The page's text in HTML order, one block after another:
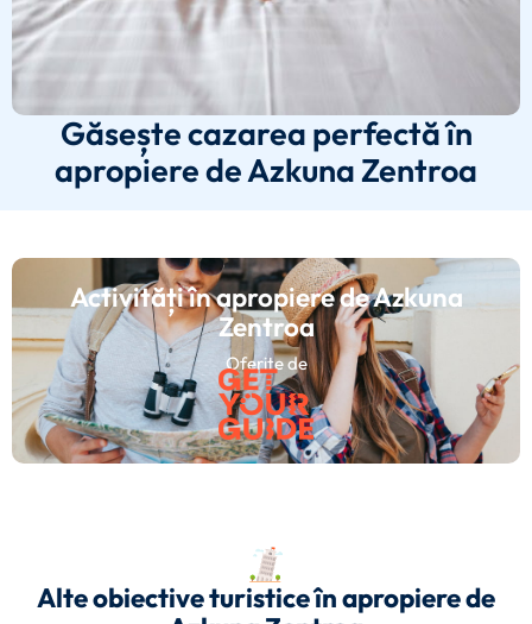
Găsește cazarea perfectă în
apropiere de Azkuna Zentroa
Activități în apropiere de Azkuna
Zentroa
Oferite de
Alte obiective turistice în apropiere de